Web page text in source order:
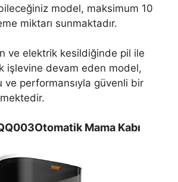
model, maksimum 10
miktarı sunmaktadır.
ve elektrik kesildiğinde pil ile
işlevine devam eden model,
ve performansıyla güvenli bir
Otomatik Mama Kabı